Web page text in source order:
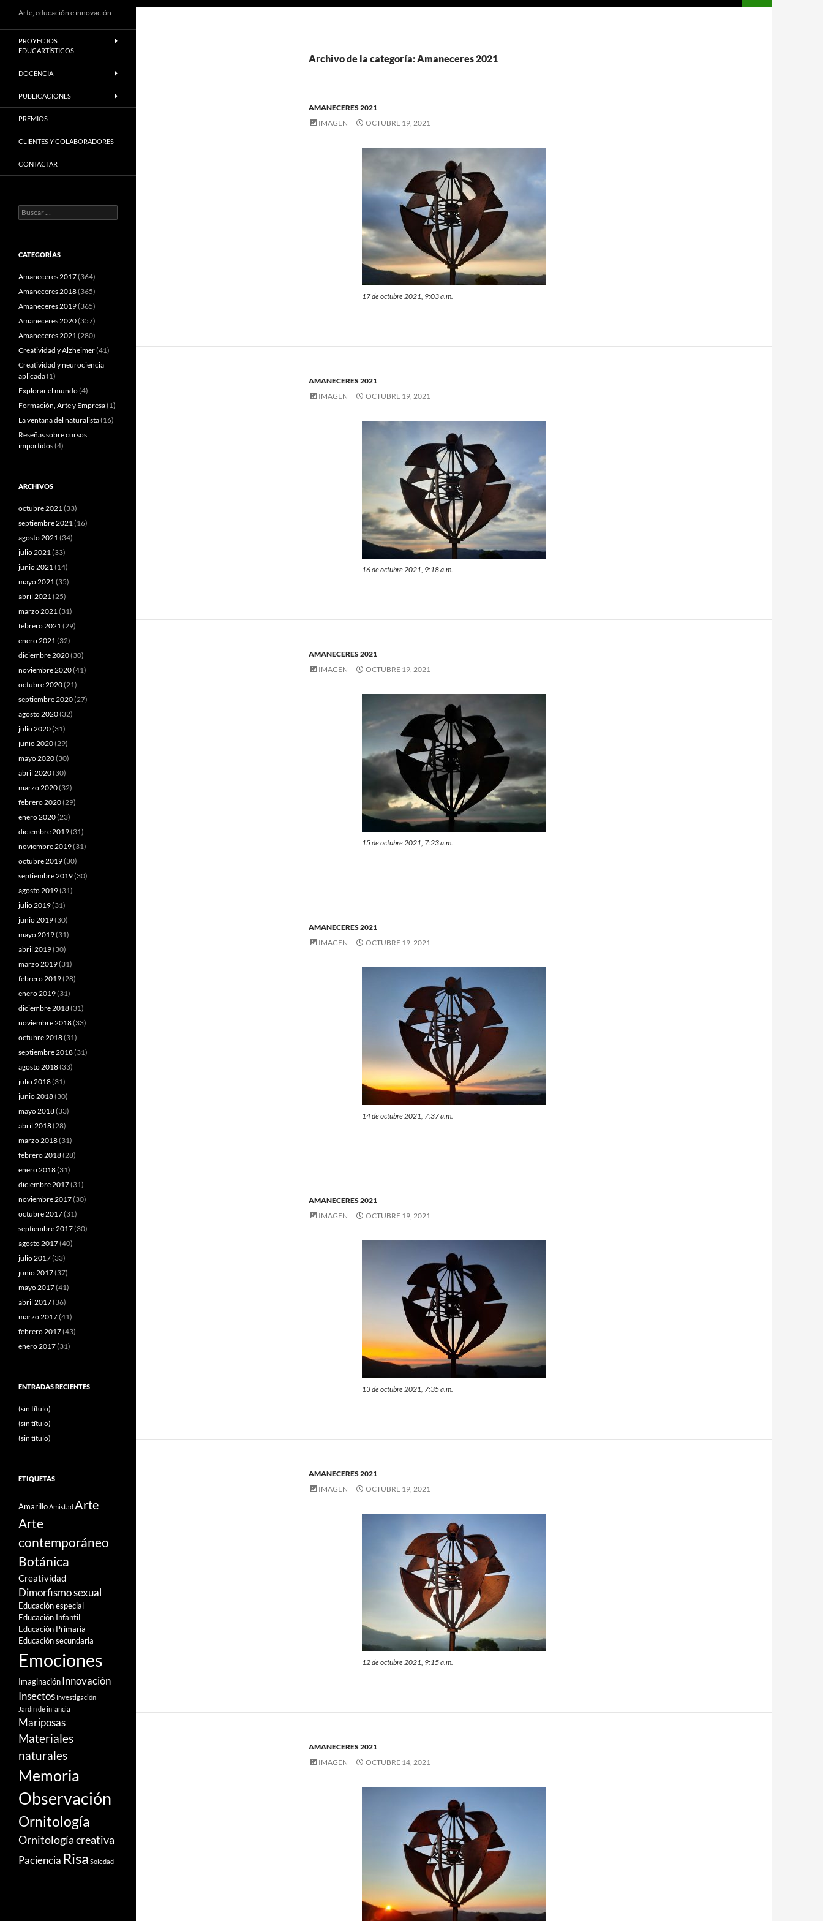
Archivo de la categoría: Amaneceres 2021
AMANECERES 2021
IMAGEN
OCTUBRE 19, 2021
17 de octubre 2021, 9:03 a.m.
AMANECERES 2021
IMAGEN
OCTUBRE 19, 2021
16 de octubre 2021, 9:18 a.m.
AMANECERES 2021
IMAGEN
OCTUBRE 19, 2021
15 de octubre 2021, 7:23 a.m.
AMANECERES 2021
IMAGEN
OCTUBRE 19, 2021
14 de octubre 2021, 7:37 a.m.
AMANECERES 2021
IMAGEN
OCTUBRE 19, 2021
13 de octubre 2021, 7:35 a.m.
AMANECERES 2021
IMAGEN
OCTUBRE 19, 2021
12 de octubre 2021, 9:15 a.m.
AMANECERES 2021
IMAGEN
OCTUBRE 14, 2021
Arte, educación e innovación
PROYECTOS
EDUCARTÍSTICOS
DOCENCIA
PUBLICACIONES
PREMIOS
CLIENTES Y COLABORADORES
CONTACTAR
Buscar:
CATEGORÍAS
Amaneceres 2017(364)
Amaneceres 2018(365)
Amaneceres 2019(365)
Amaneceres 2020(357)
Amaneceres 2021(280)
Creatividad y Alzheimer(41)
Creatividad y neurociencia
aplicada(1)
Explorar el mundo(4)
Formación, Arte y Empresa(1)
La ventana del naturalista(16)
Reseñas sobre cursos
impartidos(4)
ARCHIVOS
octubre 2021(33)
septiembre 2021(16)
agosto 2021(34)
julio 2021(33)
junio 2021(14)
mayo 2021(35)
abril 2021(25)
marzo 2021(31)
febrero 2021(29)
enero 2021(32)
diciembre 2020(30)
noviembre 2020(41)
octubre 2020(21)
septiembre 2020(27)
agosto 2020(32)
julio 2020(31)
junio 2020(29)
mayo 2020(30)
abril 2020(30)
marzo 2020(32)
febrero 2020(29)
enero 2020(23)
diciembre 2019(31)
noviembre 2019(31)
octubre 2019(30)
septiembre 2019(30)
agosto 2019(31)
julio 2019(31)
junio 2019(30)
mayo 2019(31)
abril 2019(30)
marzo 2019(31)
febrero 2019(28)
enero 2019(31)
diciembre 2018(31)
noviembre 2018(33)
octubre 2018(31)
septiembre 2018(31)
agosto 2018(33)
julio 2018(31)
junio 2018(30)
mayo 2018(33)
abril 2018(28)
marzo 2018(31)
febrero 2018(28)
enero 2018(31)
diciembre 2017(31)
noviembre 2017(30)
octubre 2017(31)
septiembre 2017(30)
agosto 2017(40)
julio 2017(33)
junio 2017(37)
mayo 2017(41)
abril 2017(36)
marzo 2017(41)
febrero 2017(43)
enero 2017(31)
ENTRADAS RECIENTES
(sin título)
(sin título)
(sin título)
ETIQUETAS
AmarilloAmistadArte
Arte
contemporáneo
Botánica
Creatividad
Dimorfismo sexual
Educación especial
Educación Infantil
Educación Primaria
Educación secundaria
Emociones
ImaginaciónInnovación
Insectos Investigación
Jardín de infancia
Mariposas
Materiales
naturales
Memoria
Observación
Ornitología
Ornitología creativa
Paciencia Risa Soledad